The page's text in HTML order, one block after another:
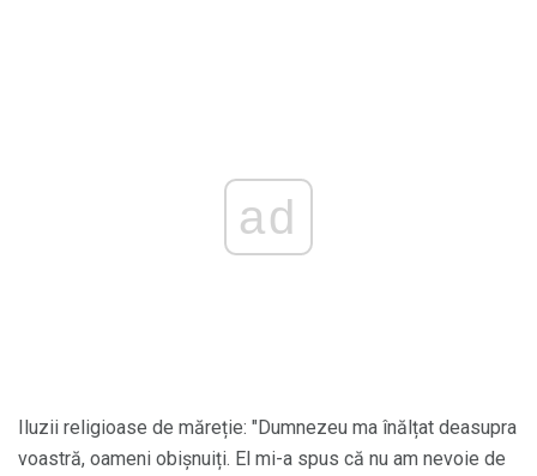
ad
Iluzii religioase de măreție: "Dumnezeu ma înălțat deasupra
voastră, oameni obișnuiți. El mi-a spus că nu am nevoie de